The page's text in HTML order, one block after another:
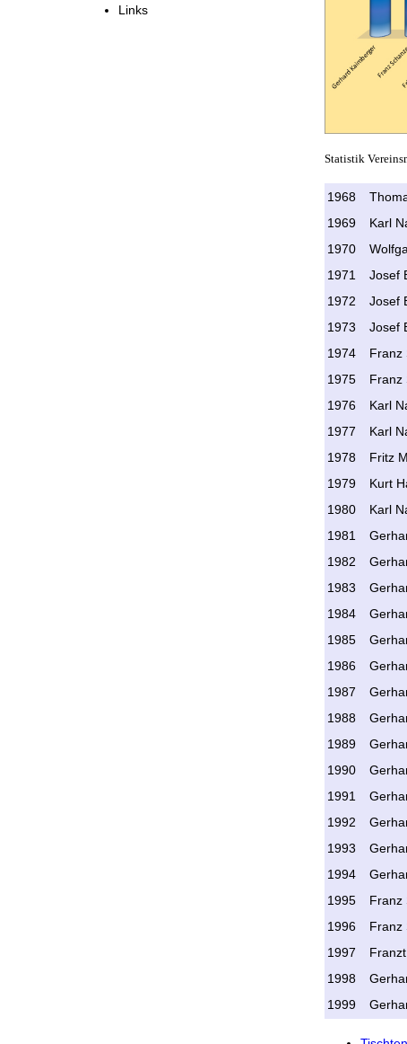
Links
Statistik
1968
1969
Karl
1970
1971
Josef
1972
Josef
1973
Josef
1974
Franz
1975
Franz
1976
Karl
1977
Karl
1978
Fritz
1979
Kurt
1980
Karl
1981
1982
1983
1984
1985
1986
1987
1988
1989
1990
1991
1992
1993
1994
1995
Franz
1996
Franz
1997
1998
1999